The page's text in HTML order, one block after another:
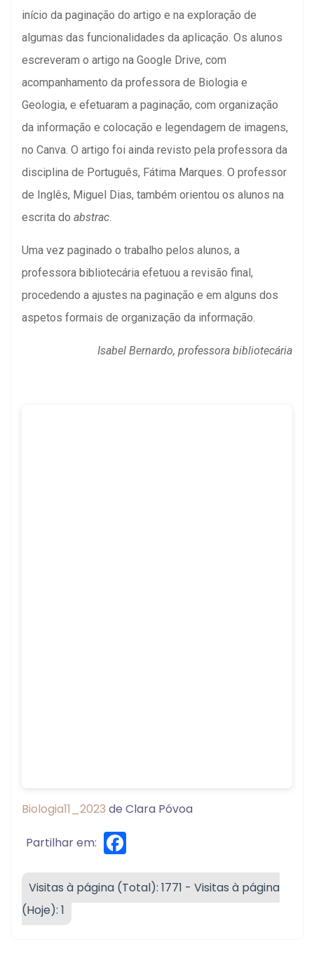
início da paginação do artigo e na exploração de
algumas das funcionalidades da aplicação. Os alunos
escreveram o artigo na Google Drive, com
acompanhamento da professora de Biologia e
Geologia, e efetuaram a paginação, com organização
da informação e colocação e legendagem de imagens,
no Canva. O artigo foi ainda revisto pela professora da
disciplina de Português, Fátima Marques. O professor
de Inglês, Miguel Dias, também orientou os alunos na
escrita do abstrac.
Uma vez paginado o trabalho pelos alunos, a
professora bibliotecária efetuou a revisão final,
procedendo a ajustes na paginação e em alguns dos
aspetos formais de organização da informação.
Isabel Bernardo, professora bibliotecária
Biologia11_2023 de Clara Póvoa
Partilhar em:
Visitas à página (Total): 1771 - Visitas à página
(Hoje): 1